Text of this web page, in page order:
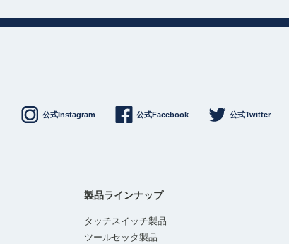
公式Instagram 公式Facebook 公式Twitter
製品ラインナップ
タッチスイッチ製品
ツールセッタ製品